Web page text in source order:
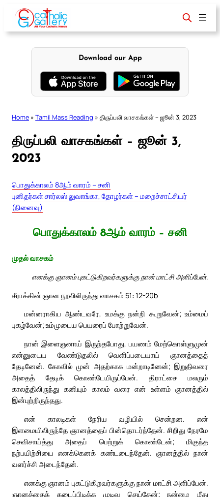
content
Download our App
Home » Tamil Mass Reading » திருப்பலி வாசகங்கள் – ஜூன் 3, 2023
திருப்பலி வாசகங்கள் – ஜூன் 3,
2023
பொதுக்காலம் 8ஆம் வாரம் – சனி
புனிதர்கள் சார்லஸ் லுவாங்கா, தோழர்கள் – மறைச்சாட்சியர்
(நினைவு)
பொதுக்காலம் 8ஆம் வாரம் – சனி
முதல் வாசகம்
எனக்கு ஞானம் புகட்டுகிறவர்களுக்கு நான் மாட்சி அளிப்பேன்.
சீராக்கின் ஞான நூலிலிருந்து வாசகம் 51: 12-20b
மன்னராகிய ஆண்டவரே, உமக்கு நன்றி கூறுவேன்; உம்மைப்
புகழ்வேன்; உம்முடைய பெயரைப் போற்றுவேன்.
நான் இளைஞனாய் இருந்தபோது, பயணம் மேற்கொள்ளுமுன்
என்னுடைய வேண்டுதலில் வெளிப்படையாய் ஞானத்தைத்
தேடினேன். கோவில் முன் அதற்காக மன்றாடினேன்; இறுதிவரை
அதைத் தேடிக் கொண்டேயிருப்பேன். திராட்சை மலரும்
காலத்திலிருந்து கனியும் காலம் வரை என் உள்ளம் ஞானத்தில்
இன்புற்றிருந்தது.
என் காலடிகள் நேரிய வழியில் சென்றன. என்
இளமையிலிருந்தே ஞானத்தைப் பின்தொடர்ந்தேன். சிறிது நேரமே
செவிசாய்த்து அதைப் பெற்றுக் கொண்டேன்; மிகுந்த
நற்பயிற்சியை எனக்கெனக் கண்டடைந்தேன். ஞானத்தில் நான்
வளர்ச்சி அடைந்தேன்.
எனக்கு ஞானம் புகட்டுகிறவர்களுக்கு நான் மாட்சி அளிப்பேன்.
ஞானத்தைக் கடைப்பிடிக்க முடிவு செய்தேன்; நன்மை மீது